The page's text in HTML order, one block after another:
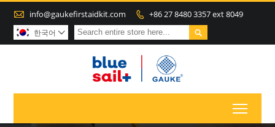
 info@gaukefirstaidkit.com  +86 27 8480 3357 ext 8049

한국어 